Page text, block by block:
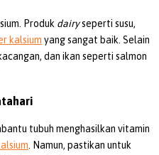
Produk dairyseperti susu,
kalsium yang sangat baik. Selain
dan ikan seperti salmon
tubuh menghasilkan vitamin
. Namun, pastikan untuk